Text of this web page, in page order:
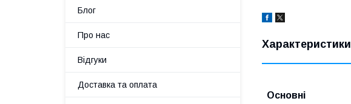
Характеристики
Основні
Блог
Про нас
Відгуки
Доставка та оплата